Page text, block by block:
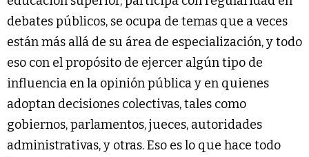
debates públicos, se ocupa de temas que a veces
están más allá de su área de especialización, y todo
eso con el propósito de ejercer algún tipo de
influencia en la opinión pública y en quienes
adoptan decisiones colectivas, tales como
gobiernos, parlamentos, jueces, autoridades
administrativas, y otras. Eso es lo que hace todo